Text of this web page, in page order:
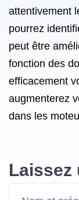
attentivement
pourrez
peut être
fonction des
efficacement
augmenterez
dans les
Laissez